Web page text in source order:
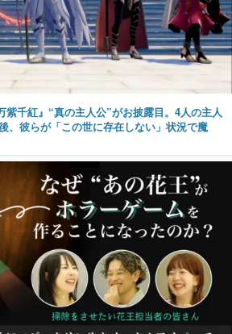
紫千紅』“真の主人公”がお披露目。4人の主人
、彼らが「この世に存在しない」状況で魔